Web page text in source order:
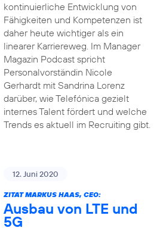
kontinuierliche Entwicklung von
Fähigkeiten und Kompetenzen ist
daher heute wichtiger als ein
linearer Karriereweg. Im Manager
Magazin Podcast spricht
Personalvorständin Nicole
Gerhardt mit Sandrina Lorenz
darüber, wie Telefónica gezielt
internes Talent fördert und welche
Trends es aktuell im Recruiting gibt.
12. Juni 2020
ZITAT MARKUS HAAS, CEO:
Ausbau von LTE und
5G